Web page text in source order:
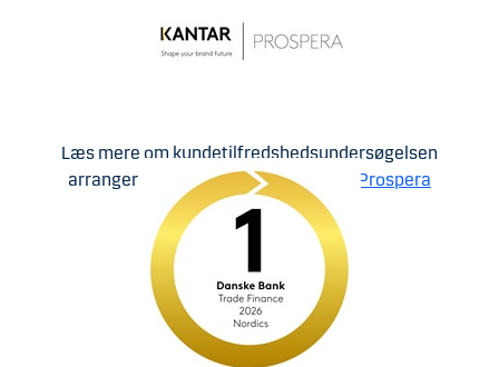
Læs mere om kundetilfredshedsundersøgelsen
arrangeret af analysevirksomheden
Prospera